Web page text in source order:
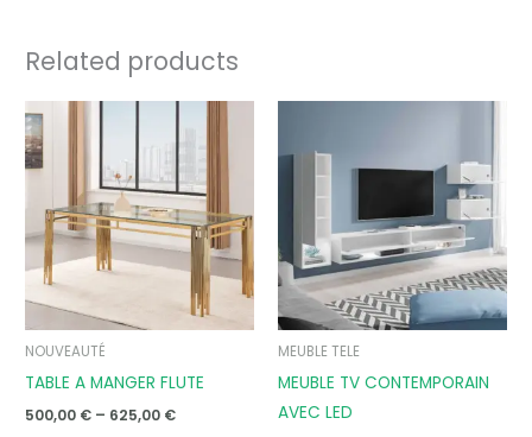
Related products
NOUVEAUTÉ
TABLE A MANGER FLUTE
500,00 € – 625,00 €
through
625,00 €
MEUBLE TELE
MEUBLE TV CONTEMPORAIN
AVEC LED